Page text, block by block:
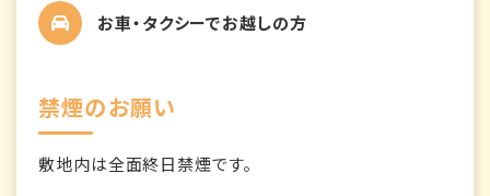
お車・タクシーでお越しの方
禁煙のお願い
敷地内は全面終日禁煙です。